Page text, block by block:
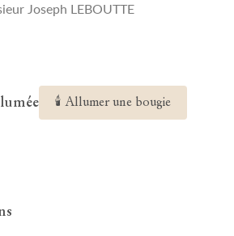
Joseph LEBOUTTE
🕯 Allumer une bougie